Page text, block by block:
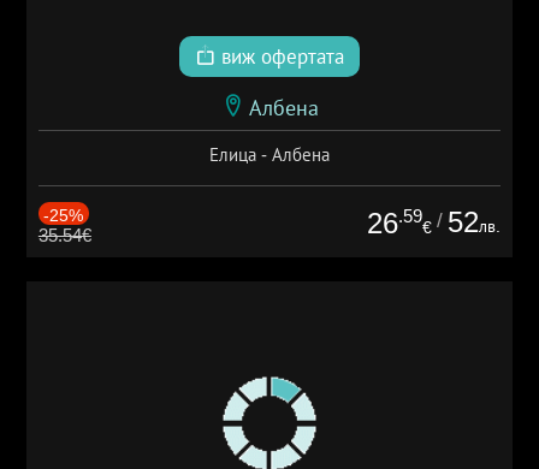
виж офертата
Албена
Елица - Албена
-25%
35.54€ 26.59
€ / 52лв.